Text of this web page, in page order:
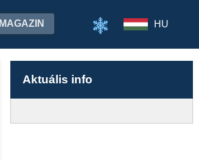
MAGAZIN HU
Aktuális info